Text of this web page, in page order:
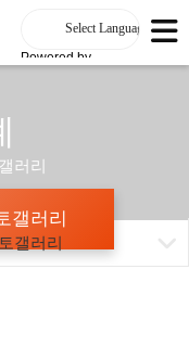
Powered by
러리
갤러리
갤러리